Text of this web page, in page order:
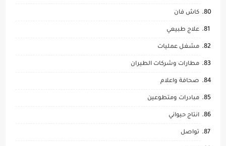
كاش فان
علاج طبيعي
مشغل عمليات
مطارات وشركات الطيران
صحافة واعلام
مبادرات ومتطوعين
انتاج حيواني
تواصل